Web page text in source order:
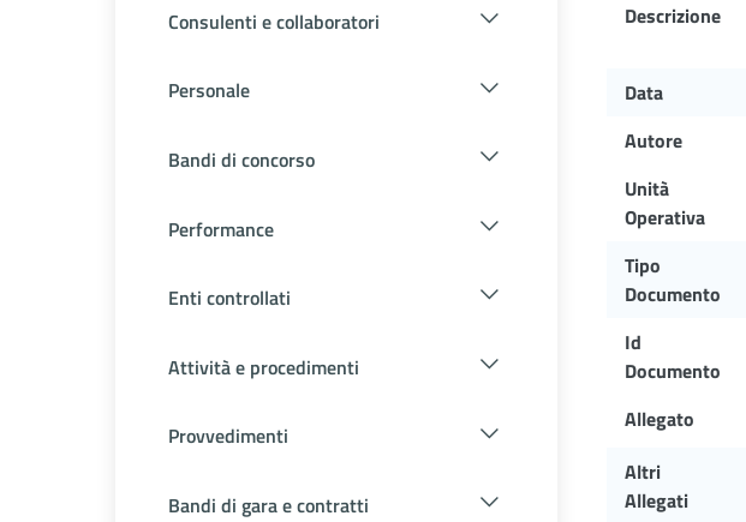
Consulenti e collaboratori
Personale
Bandi di concorso
Performance
Enti controllati
Attività e procedimenti
Provvedimenti
Bandi di gara e contratti
Descrizione
Data
Autore
Unità
Operativa
Tipo
Documento
Id
Documento
Allegato
Altri
Allegati